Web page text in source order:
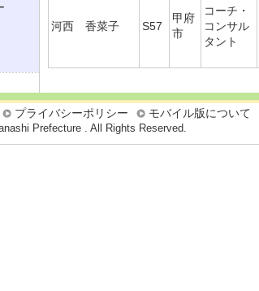
河西 香菜子 S57
甲府
市
コーチ・
コンサル
タント
プライバシーポリシー モバイル版について
Prefecture . All Rights Reserved.